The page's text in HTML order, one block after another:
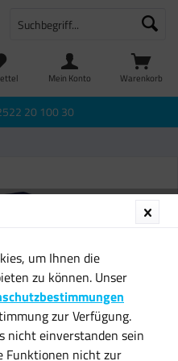
Warenkorb
Mein Konto
20 100 30
um Ihnen die
zu können. Unser
zur Verfügung.
nicht einverstanden sein
Funktionen nicht zur